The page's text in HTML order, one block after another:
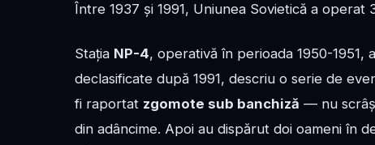
Între 1937 și 1991, Uniunea Sovietică a
Stația NP-4, operativă în perioada 1950-
declasificate după 1991, descriu o serie de
fi raportat zgomote sub banchiză — nu
din adâncime. Apoi au dispărut doi oameni în